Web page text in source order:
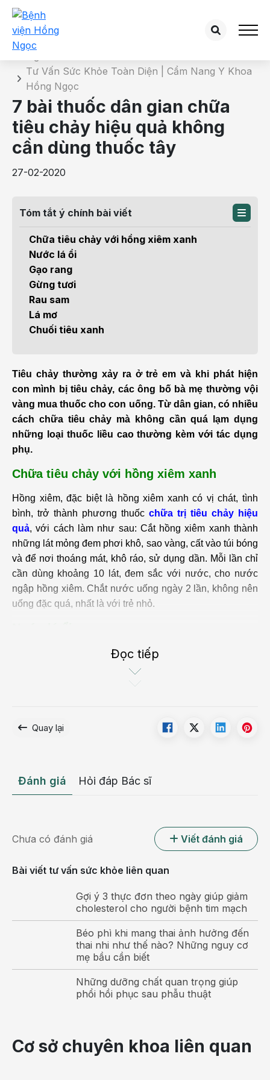
Chi tiết bài tư vấn
Tư Vấn Sức Khỏe Toàn Diện | Cẩm Nang Y Khoa
Hồng Ngọc
7 bài thuốc dân gian chữa
tiêu chảy hiệu quả không
cần dùng thuốc tây
27-02-2020
Tóm tắt ý chính bài viết
Chữa tiêu chảy với hồng xiêm xanh
Nước lá ổi
Gạo rang
Gừng tươi
Rau sam
Lá mơ
Chuối tiêu xanh
Tiêu chảy thường xảy ra ở trẻ em và khi phát hiện
con mình bị tiêu chảy, các ông bố bà mẹ thường vội
vàng mua thuốc cho con uống. Từ dân gian, có nhiều
cách chữa tiêu chảy mà không cần quá lạm dụng
những loại thuốc liều cao thường kèm với tác dụng
phụ.
Chữa tiêu chảy với hồng xiêm xanh
Hồng xiêm, đặc biệt là hồng xiêm xanh có vị chát, tình
bình, trở thành phương thuốc chữa trị tiêu chảy hiệu
quả, với cách làm như sau: Cắt hồng xiêm xanh thành
những lát mỏng đem phơi khô, sao vàng, cất vào túi bóng
và để nơi thoáng mát, khô ráo, sử dụng dần. Mỗi lần chỉ
cần dùng khoảng 10 lát, đem sắc với nước, cho nước
ngập hồng xiêm. Chắt nước uống ngày 2 lần, không nên
uống đặc quá, nhất là với trẻ nhỏ.
Chỉ cần chuẩn bị những nguyên liệu rất đơn giản bao
gồm lá ổi đã rửa sạch, nước và chút muối. Nấu lá ổi với
nước khoảng 30 phút cho lá ổi tiết ra rồi bỏ vào 1 chút
Nước lá ổi là bài thuốc dân gian chữa tiêu chảy hiệu quả
cho trẻ
Gạo: 10g sao vàng. Lá ngải cứu khô: 15g. Đường đỏ:
10g. Cho tất cả vào ấm đun rồi đổ ngập nước chờ sôi
mấy phút rồi nhấc xuống để hơi nguội uống hết một lần.
Gừng tươi
Đọc tiếp
Quay lại
Đánh giá Hỏi đáp Bác sĩ
Chưa có đánh giá Viết đánh giá
Bài viết tư vấn sức khỏe liên quan
Gợi ý 3 thực đơn theo ngày giúp giảm
cholesterol cho người bệnh tim mạch
Béo phì khi mang thai ảnh hưởng đến
thai nhi như thế nào? Những nguy cơ
mẹ bầu cần biết
Những dưỡng chất quan trọng giúp
phổi hồi phục sau phẫu thuật
Cơ sở chuyên khoa liên quan